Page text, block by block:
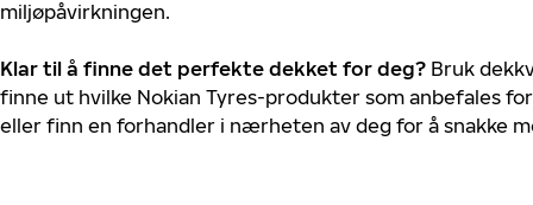
miljøpåvirkningen.
Klar til å finne det perfekte dekket for deg? Bruk
finne ut hvilke Nokian Tyres-produkter som anbefales
eller finn en forhandler i nærheten av deg for å snakke